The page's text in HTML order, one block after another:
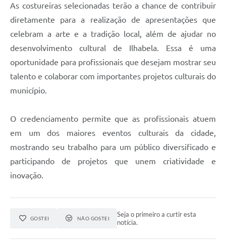
As costureiras selecionadas terão a chance de contribuir
diretamente para a realização de apresentações que
celebram a arte e a tradição local, além de ajudar no
desenvolvimento cultural de Ilhabela. Essa é uma
oportunidade para profissionais que desejam mostrar seu
talento e colaborar com importantes projetos culturais do
município.
O credenciamento permite que as profissionais atuem
em um dos maiores eventos culturais da cidade,
mostrando seu trabalho para um público diversificado e
participando de projetos que unem criatividade e
inovação.
GOSTEI NÃO GOSTEI
Seja o primeiro a curtir esta
notícia.